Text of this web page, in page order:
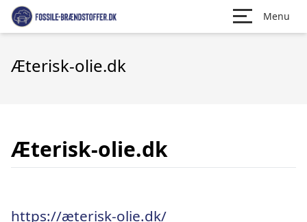
Menu
Æterisk-olie.dk
Æterisk-olie.dk
https://æterisk-olie.dk/